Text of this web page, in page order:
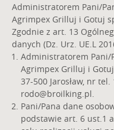
Administratorem Pani/
Agrimpex Grilluj i Gotuj
Zgodnie z art. 13
danych (Dz. Urz. UE.L
Administratorem Pani/
Agrimpex Grilluj i
37-500 Jarosław, nr
rodo@broilking.pl
Pani/Pana dane
podstawie art. 6 ust.1